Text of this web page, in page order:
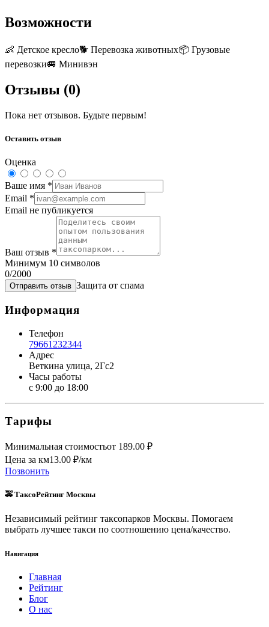
Возможности
👶 Детское кресло🐕 Перевозка животных📦 Грузовые
перевозки🚐 Минивэн
Отзывы (0)
Пока нет отзывов. Будьте первым!
Оставить отзыв
Оценка
Ваше имя *
Email *
Email не публикуется
Ваш отзыв *
Минимум 10 символов
0/2000
Отправить отзыв Защита от спама
Информация
Телефон
79661232344
Адрес
Веткина улица, 2Гс2
Часы работы
с 9:00 до 18:00
Тарифы
Минимальная стоимостьот 189.00 ₽
Цена за км13.00 ₽/км
Позвонить
🚕 ТаксоРейтинг Москвы
Независимый рейтинг таксопарков Москвы. Помогаем
выбрать лучшее такси по соотношению цена/качество.
Навигация
Главная
Рейтинг
Блог
О нас